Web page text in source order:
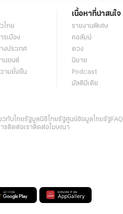
ไทย
รเมือง
งประเทศ
นยนต์
ามยั่งยืน
เนื้อหาที่น่าสนใจ
รายงานพิเศษ
คอลัมน์
ดวง
นิยาย
Podcast
มัลติมีเดีย
วกับไทยรัฐมูลนิธิไทยรัฐศูนย์ข้อมูลไทยรัฐFAQ
รติดต่อเราติดต่อโฆษณา